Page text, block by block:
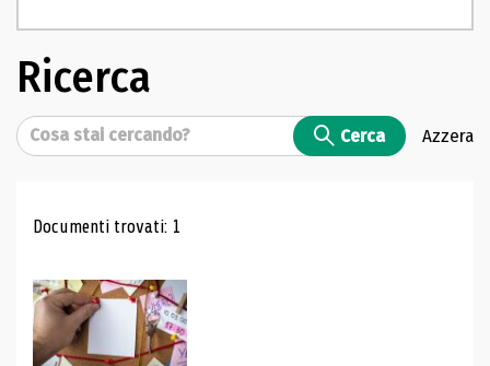
Ricerca
Cerca Cerca Azzera
Risultati di ricerca
Documenti trovati: 1